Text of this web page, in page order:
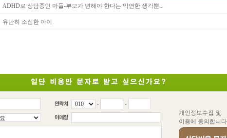
ADHD로 상담중인 아들-부모가 변해야 한다는 막연한 생각뿐...
유난히 소심한 아이
-
-
개인정보수집 및
이용에 동의합니